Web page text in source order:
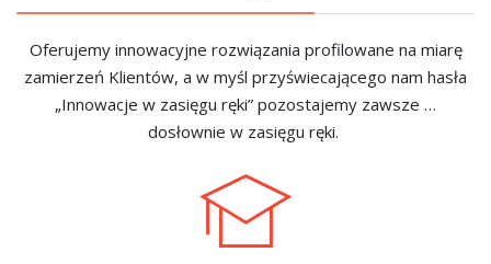
Oferujemy innowacyjne rozwiązania profilowane na miarę
zamierzeń Klientów, a w myśl przyświecającego nam hasła
„Innowacje w zasięgu ręki” pozostajemy zawsze …
dosłownie w zasięgu ręki.